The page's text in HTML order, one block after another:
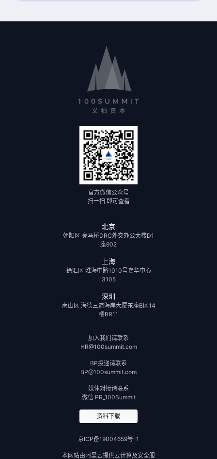
官方微信公众号
扫一扫 即可查看
北京
朝阳区 亮马桥DRC外交办公大楼D1
座902
上海
徐汇区 淮海中路1010号嘉华中心
3105
深圳
南山区 海德三道海岸大厦东座B区14
楼BR11
加入我们请联系
HR@100summit.com
BP投递请联系
BP@100summit.com
媒体对接请联系
微信 PR_100Summit
资料下载
京ICP备19004659号-1
本网站由阿里云提供云计算及安全服